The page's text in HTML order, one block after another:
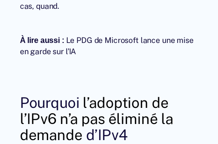
cas, quand.
À lire aussi : Le PDG de Microsoft lance une mise
en garde sur l’IA
Pourquoi l’adoption de
l’IPv6 n’a pas éliminé la
demande d’IPv4